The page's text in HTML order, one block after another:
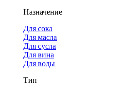
Назначение
Для сока
Для масла
Для сусла
Для вина
Для воды
Тип